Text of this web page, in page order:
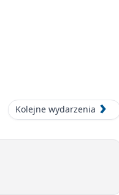
Kolejne wydarzenia